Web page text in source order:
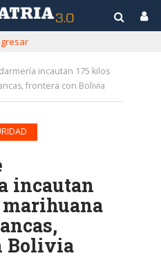
incautan 175 kilos
frontera con Bolivia
incautan
Bolivia